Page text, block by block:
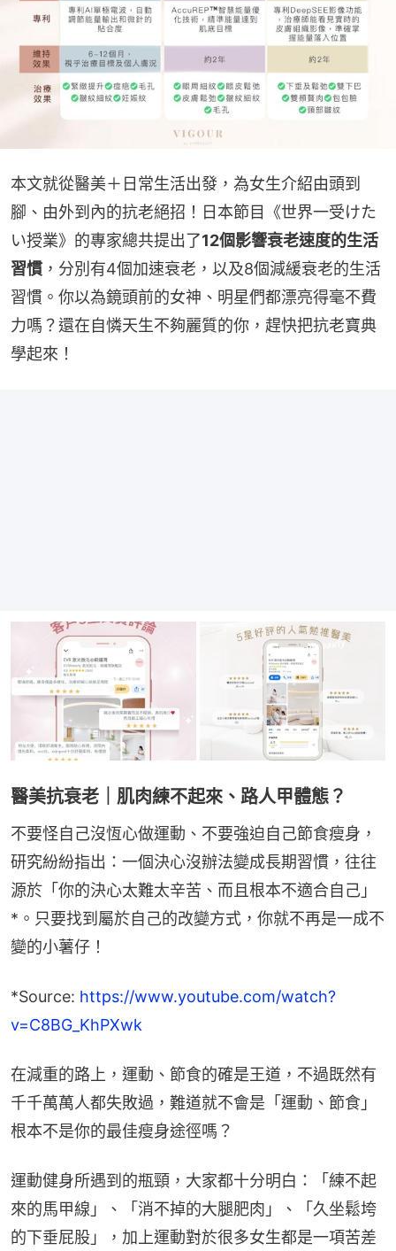
本文就從醫美＋日常生活出發，為女生介紹由頭到
腳、由外到內的抗老絕招！日本節目《世界一受けた
い授業》的專家總共提出了12個影響衰老速度的生活
習慣 ，分別有4個加速衰老，以及8個減緩衰老的生活
習慣。你以為鏡頭前的女神、明星們都漂亮得毫不費
力嗎？還在自憐天生不夠麗質的你，趕快把抗老寶典
學起來！
醫美抗衰老｜肌肉練不起來、路人甲體態？
不要怪自己沒恆心做運動、不要強迫自己節食瘦身，
研究紛紛指出：一個決心沒辦法變成長期習慣，往往
源於「你的決心太難太辛苦、而且根本不適合自己」
*。只要找到屬於自己的改變方式，你就不再是一成不
變的小薯仔！
*Source: https://www.youtube.com/watch?
v=C8BG_KhPXwk
在減重的路上，運動、節食的確是王道，不過既然有
千千萬萬人都失敗過，難道就不會是「運動、節食」
根本不是你的最佳瘦身途徑嗎？
運動健身所遇到的瓶頸，大家都十分明白：「練不起
來的馬甲線」、「消不掉的大腿肥肉」、「久坐鬆垮
的下垂屁股」，加上運動對於很多女生都是一項苦差